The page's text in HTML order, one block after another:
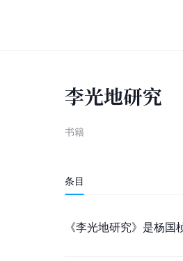
李光地研究
书籍
条目
《李光地研究》是杨国